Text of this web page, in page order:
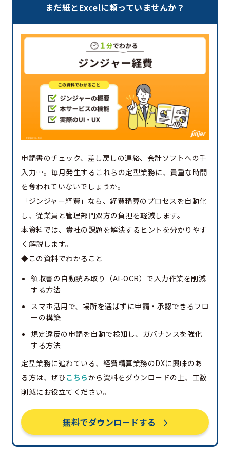
まだ紙とExcelに頼っていませんか？
申請書のチェック、差し戻しの連絡、会計ソフトへの手
入力…。毎月発生するこれらの定型業務に、貴重な時間
を奪われていないでしょうか。
「ジンジャー経費」なら、経費精算のプロセスを自動化
し、従業員と管理部門双方の負担を軽減します。
本資料では、貴社の課題を解決するヒントを分かりやす
く解説します。
◆この資料でわかること
領収書の自動読み取り（AI-OCR）で入力作業を削減
する方法
スマホ活用で、場所を選ばずに申請・承認できるフロ
ーの構築
規定違反の申請を自動で検知し、ガバナンスを強化
する方法
定型業務に追わている、経費精算業務のDXに興味のあ
る方は、ぜひこちらから資料をダウンロードの上、工数
削減にお役立てください。
無料でダウンロードする